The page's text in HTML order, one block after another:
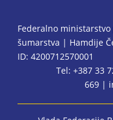
Federalno
šumarstva | Hamdije
ID: 4200712570001
Tel: +387 33
669 |